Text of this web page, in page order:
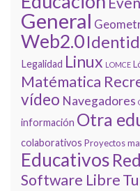
General
Web2.0
Legalidad Linux LOMCE
Matématica
vídeo Navegadores
información Otra
colaborativos Proyectos
Educativos
Software Libre